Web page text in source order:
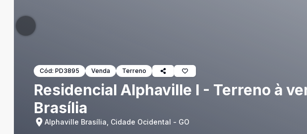
Cód: PD3895 Venda Terreno
Residencial Alphaville I - Terreno à
Brasília
Alphaville Brasília, Cidade Ocidental - GO